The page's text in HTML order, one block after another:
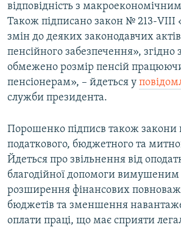
відповідність з
Також підписано закон № 213-VIII
змін до деяких законодавчих
пенсійного забезпечення»,
обмежено розмір пенсій
пенсіонерам», – йдеться у
служби президента.
Порошенко підписв також закони
податкового, бюджетного та
Йдеться про звільнення від
благодійної допомоги
розширення фінансових
бюджетів та зменшення
оплати праці, що має сприяти